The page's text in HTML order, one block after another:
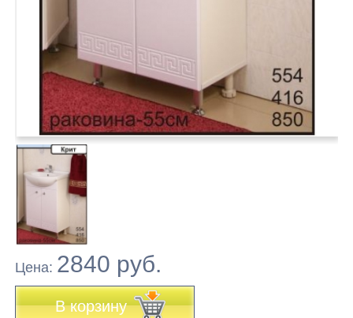
Цена: 2840 руб.
В корзину